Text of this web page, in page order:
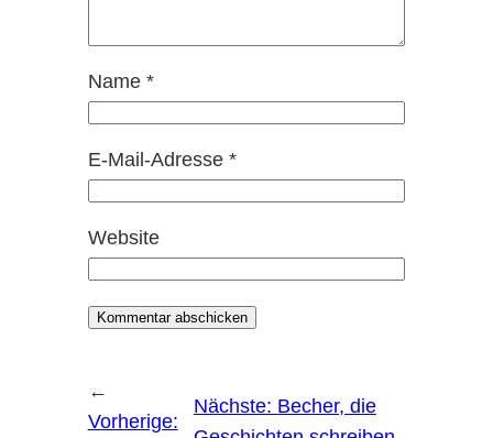
Name *
E-Mail-Adresse *
Website
←
Vorherige:
Nächste: Becher, die